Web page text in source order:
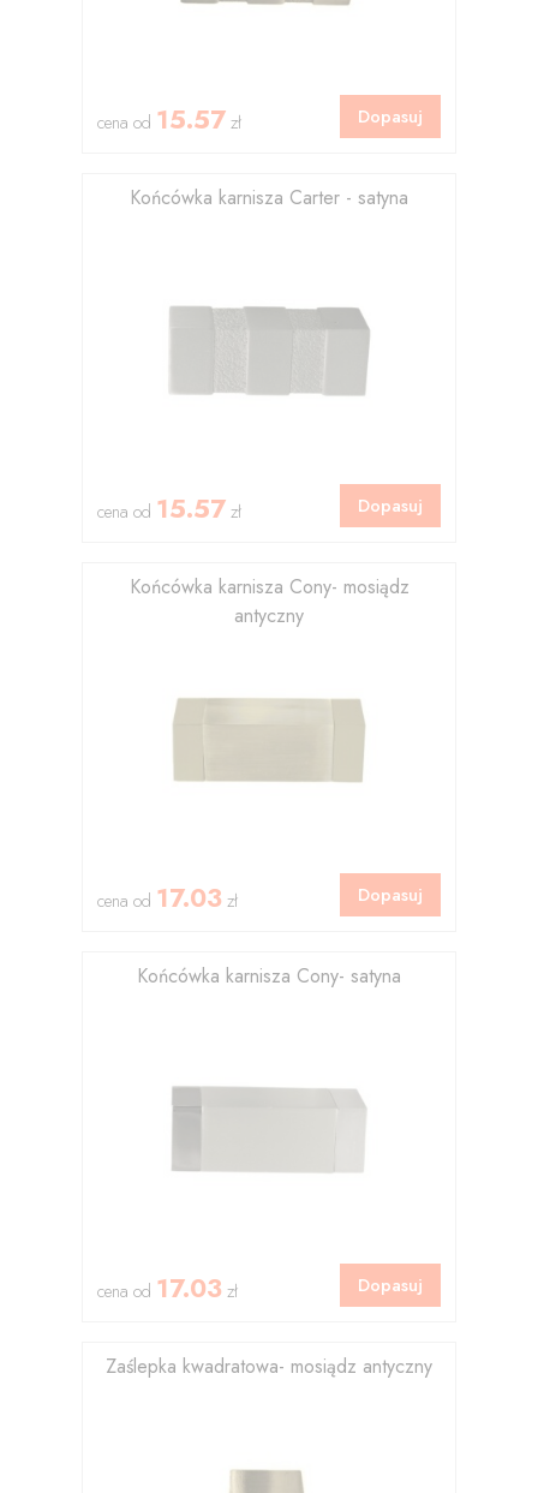
cena od 15.57 zł Dopasuj
Końcówka karnisza Carter - satyna
cena od 15.57 zł Dopasuj
Końcówka karnisza Cony- mosiądz
antyczny
cena od 17.03 zł Dopasuj
Końcówka karnisza Cony- satyna
cena od 17.03 zł Dopasuj
Zaślepka kwadratowa- mosiądz antyczny